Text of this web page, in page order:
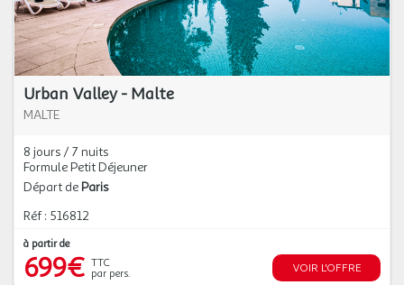
Urban Valley - Malte
MALTE
8 jours / 7 nuits
Formule Petit Déjeuner
Départ de Paris
Réf : 516812
à partir de
699€ TTC
par pers.
VOIR L'OFFRE